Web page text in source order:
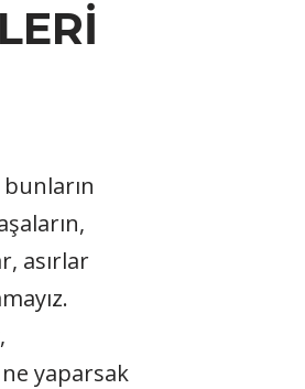
asırlar
yaparsak